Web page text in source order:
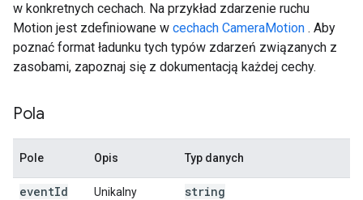
w konkretnych cechach. Na przykład zdarzenie ruchu
Motion jest zdefiniowane w cechach CameraMotion . Aby
poznać format ładunku tych typów zdarzeń związanych z
zasobami, zapoznaj się z dokumentacją każdej cechy.
Pola
Pole Opis Typ danych
eventId Unikalny string